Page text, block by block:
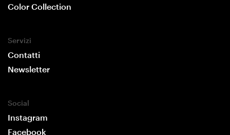
Color Collection
Servizi
Contatti
Newsletter
Social
Instagram
Facebook